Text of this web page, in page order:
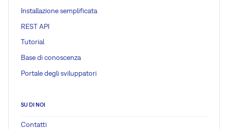
Installazione semplificata
REST API
Tutorial
Base di conoscenza
Portale degli sviluppatori
SU DI NOI
Contatti